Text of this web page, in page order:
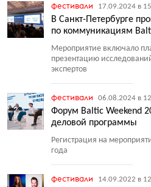
фестивали 17.09.2024 в
В Санкт-Петербурге
по коммуникациям
Мероприятие включало
презентацию
экспертов
фестивали 06.08.2024 в
Форум Baltic Weekend
деловой программы
Регистрация на
года
фестивали 14.09.2022 в